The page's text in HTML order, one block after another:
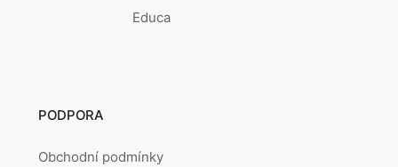
Educa
PODPORA
Obchodní podmínky